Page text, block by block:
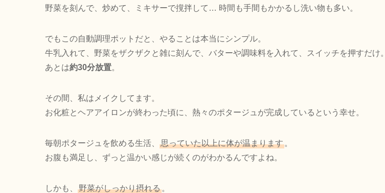
野菜を刻んで、炒めて、ミキサーで撹拌して… 時間も手間もかかるし洗い物も多い。
でもこの自動調理ポットだと、やることは本当にシンプル。
牛乳入れて、野菜をザクザクと雑に刻んで、バターや調味料を入れて、スイッチを押すだけ。
あとは約30分放置。
その間、私はメイクしてます。
お化粧とヘアアイロンが終わった頃に、熱々のポタージュが完成しているという幸せ。
毎朝ポタージュを飲める生活、 思っていた以上に体が温まります 。
お腹も満足し、ずっと温かい感じが続くのがわかるんですよね。
しかも、 野菜がしっかり摂れる 。